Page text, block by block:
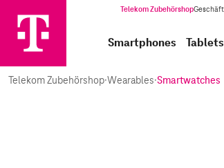
Telekom Zubehörshop(Wird in
Smartphones Tablets
Telekom Zubehörshop·Wearables·Smartwatches